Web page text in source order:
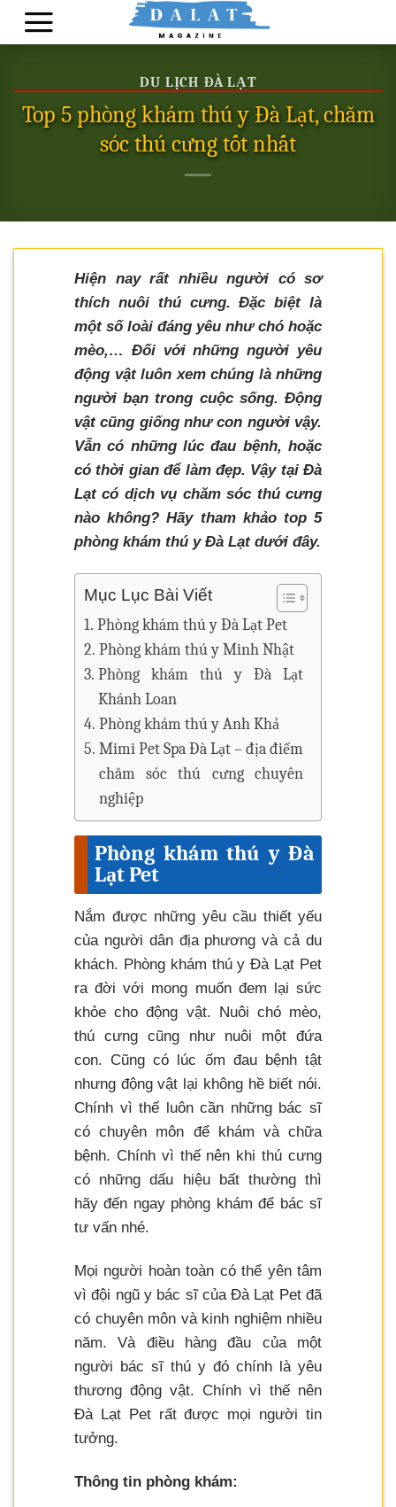
Skip
DU LỊCH ĐÀ LẠT
Top 5 phòng khám thú y Đà Lạt, chăm
sóc thú cưng tốt nhất
Hiện nay rất nhiều người có sơ
thích nuôi thú cưng. Đặc biệt là
một số loài đáng yêu như chó hoặc
mèo,… Đối với những người yêu
động vật luôn xem chúng là những
người bạn trong cuộc sống. Động
vật cũng giống như con người vậy.
Vẫn có những lúc đau bệnh, hoặc
có thời gian để làm đẹp. Vậy tại Đà
Lạt có dịch vụ chăm sóc thú cưng
nào không? Hãy tham khảo top 5
phòng khám thú y Đà Lạt dưới đây.
Mục Lục Bài Viết
Phòng khám thú y Đà Lạt Pet
Phòng khám thú y Minh Nhật
Phòng khám thú y Đà Lạt
Khánh Loan
Phòng khám thú y Anh Khả
Mimi Pet Spa Đà Lạt – địa điểm
chăm sóc thú cưng chuyên
nghiệp
Phòng khám thú y Đà
Lạt Pet
Nắm được những yêu cầu thiết yếu
của người dân địa phương và cả du
khách. Phòng khám thú y Đà Lạt Pet
ra đời với mong muốn đem lại sức
khỏe cho động vật. Nuôi chó mèo,
thú cưng cũng như nuôi một đứa
con. Cũng có lúc ốm đau bệnh tật
nhưng động vật lại không hề biết nói.
Chính vì thế luôn cần những bác sĩ
có chuyên môn để khám và chữa
bệnh. Chính vì thế nên khi thú cưng
có những dấu hiệu bất thường thì
hãy đến ngay phòng khám để bác sĩ
tư vấn nhé.
Mọi người hoàn toàn có thể yên tâm
vì đội ngũ y bác sĩ của Đà Lạt Pet đã
có chuyên môn và kinh nghiệm nhiều
năm. Và điều hàng đầu của một
người bác sĩ thú y đó chính là yêu
thương động vật. Chính vì thế nên
Đà Lạt Pet rất được mọi người tin
tưởng.
Thông tin phòng khám: